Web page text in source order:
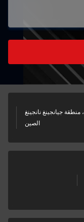
غرفة 1005، شارع سونغفينغ 20، منطقة جيانجينغ نانجينغ
الصين